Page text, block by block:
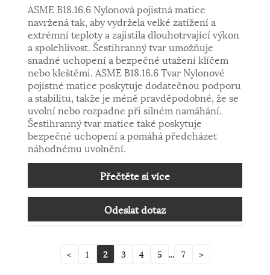
ASME B18.16.6 Nylonová pojistná matice
navržená tak, aby vydržela velké zatížení a
extrémní teploty a zajistila dlouhotrvající výkon
a spolehlivost. Šestihranný tvar umožňuje
snadné uchopení a bezpečné utažení klíčem
nebo kleštěmi. ASME B18.16.6 Tvar Nylonové
pojistné matice poskytuje dodatečnou podporu
a stabilitu, takže je méně pravděpodobné, že se
uvolní nebo rozpadne při silném namáhání.
Šestihranný tvar matice také poskytuje
bezpečné uchopení a pomáhá předcházet
náhodnému uvolnění.
Přečtěte si více
Odeslat dotaz
< 1 2 3 4 5 ... 7 >